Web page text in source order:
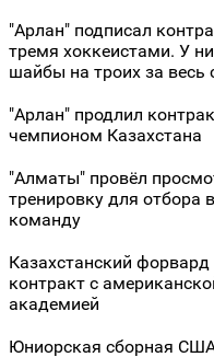
"Арлан" подписал
тремя хоккеистами. У
шайбы на троих за весь
"Арлан" продлил
чемпионом Казахстана
"Алматы" провёл
тренировку для отбора
команду
Казахстанский форвард
контракт с
академией
Юниорская сборная